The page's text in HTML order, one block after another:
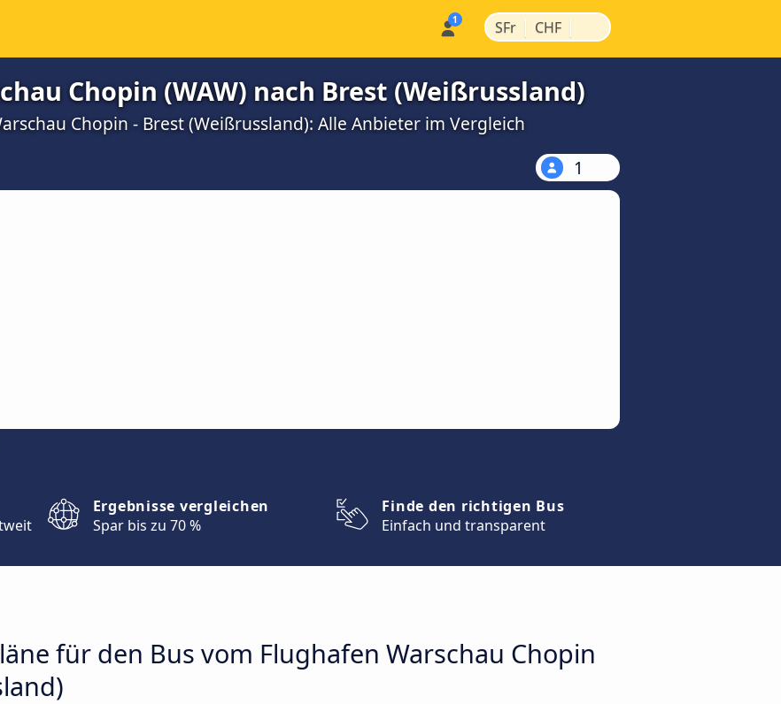
SFr | CHF |
Chopin (WAW) nach Brest (Weißrussland)
Chopin - Brest (Weißrussland): Alle Anbieter im Vergleich
1
Ergebnisse vergleichen
Spar bis zu 70 %
Finde den richtigen Bus
Einfach und transparent
für den Bus vom Flughafen Warschau Chopin